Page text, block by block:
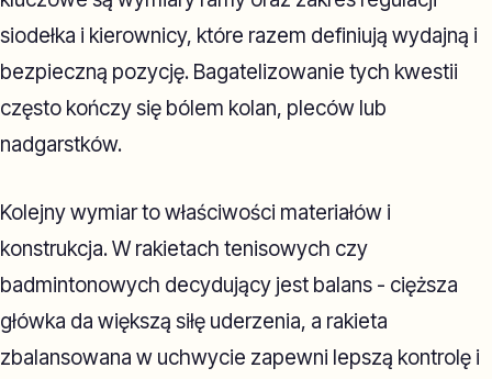
siodełka i kierownicy, które razem definiują wydajną i
bezpieczną pozycję. Bagatelizowanie tych kwestii
często kończy się bólem kolan, pleców lub
nadgarstków.
Kolejny wymiar to właściwości materiałów i
konstrukcja. W rakietach tenisowych czy
badmintonowych decydujący jest balans - cięższa
główka da większą siłę uderzenia, a rakieta
zbalansowana w uchwycie zapewni lepszą kontrolę i